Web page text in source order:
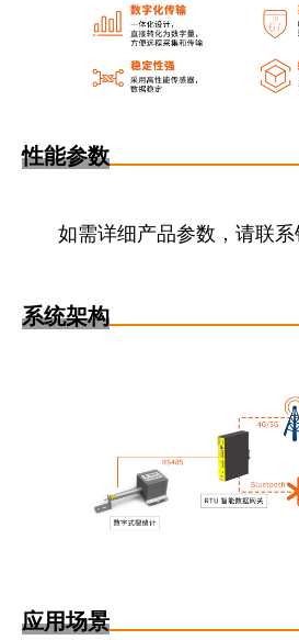
性能参数
如需详细产品参数，请联系
系统架构
应用场景